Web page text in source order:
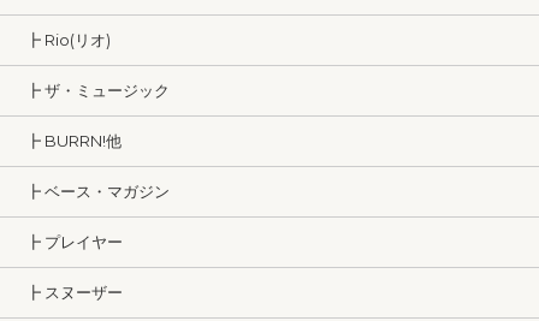
┣ Rio(リオ)
┣ ザ・ミュージック
┣ BURRN!他
┣ ベース・マガジン
┣ プレイヤー
┣ スヌーザー